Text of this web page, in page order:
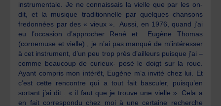
instrumentale. Je ne connaissais la vielle que par les on-
dit, et la musique traditionnelle par quelques chansons
fredonnées par des « vieux ». Aussi, en 1976, quand j’ai
eu l’occasion d’approcher René et Eugène Thomas
(cornemuse et vielle) , je n’ai pas manqué de m’intéresser
à cet instrument, d’un peu trop près d’ailleurs puisque j’ai –
comme beaucoup de curieux- posé le doigt sur la roue.
Ayant compris mon intérêt, Eugène m’a invité chez lui. Et
c’est cette rencontre qui a tout fait basculer, puisqu’en
sortant j’ai dit : « il faut que je trouve une vielle ». Cela a
en fait correspondu chez moi à une certaine recherche